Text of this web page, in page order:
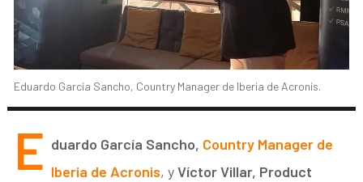
Eduardo García Sancho, Country Manager de Iberia de Acronis.
E duardo García Sancho, Country Manager de
Iberia de Acronis, yVíctor Villar, Product